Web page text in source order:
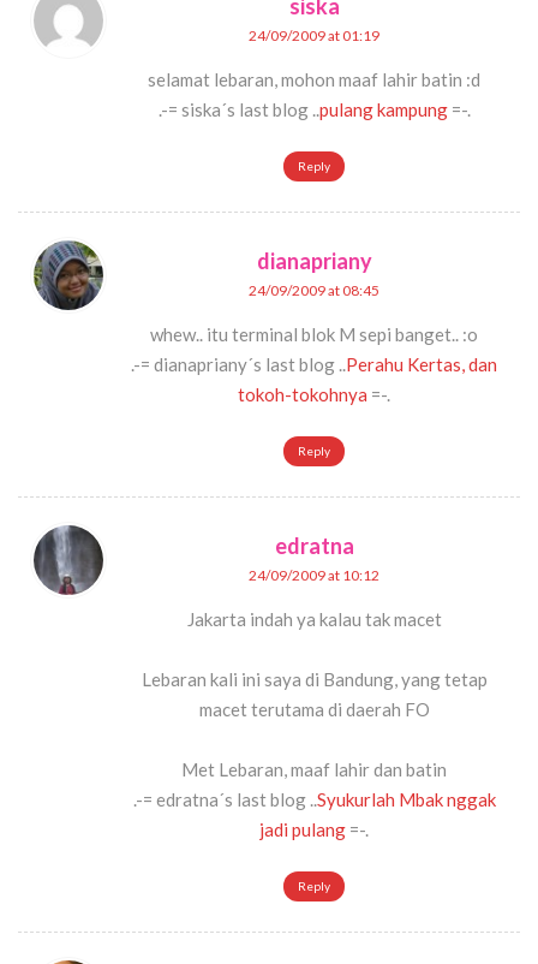
siska
24/09/2009 at 01:19
selamat lebaran, mohon maaf lahir batin :d
.-= siska´s last blog ..pulang kampung=-.
Reply
dianapriany
24/09/2009 at 08:45
whew.. itu terminal blok M sepi banget.. :o
.-= dianapriany´s last blog ..Perahu Kertas, dan
tokoh-tokohnya =-.
Reply
edratna
24/09/2009 at 10:12
Jakarta indah ya kalau tak macet
Lebaran kali ini saya di Bandung, yang tetap
macet terutama di daerah FO
Met Lebaran, maaf lahir dan batin
.-= edratna´s last blog ..Syukurlah Mbak nggak
jadi pulang =-.
Reply